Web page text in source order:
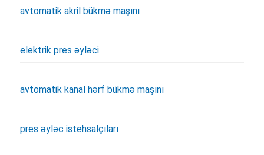
avtomatik akril bükmə maşını
elektrik pres əyləci
avtomatik kanal hərf bükmə maşını
pres əyləc istehsalçıları